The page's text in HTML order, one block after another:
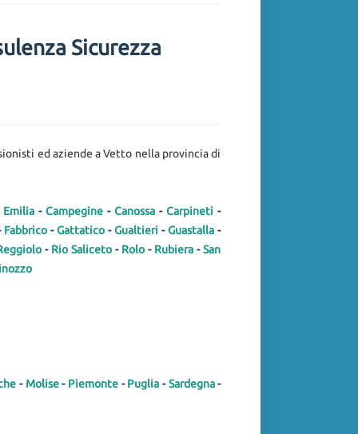
Sicurezza
ed aziende a Vetto nella provincia di
Emilia- Campegine- Canossa-Carpineti -
Fabbrico-Gattatico-Gualtieri -Guastalla -
- Rio Saliceto- Rolo- Rubiera -San
- Molise- Piemonte -Puglia -Sardegna-